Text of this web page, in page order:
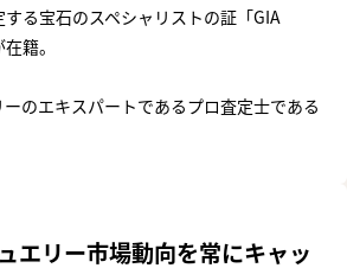
る宝石のスペシャリストの証「GIA
籍。
のエキスパートであるプロ査定士である
エリー市場動向を常にキャッ